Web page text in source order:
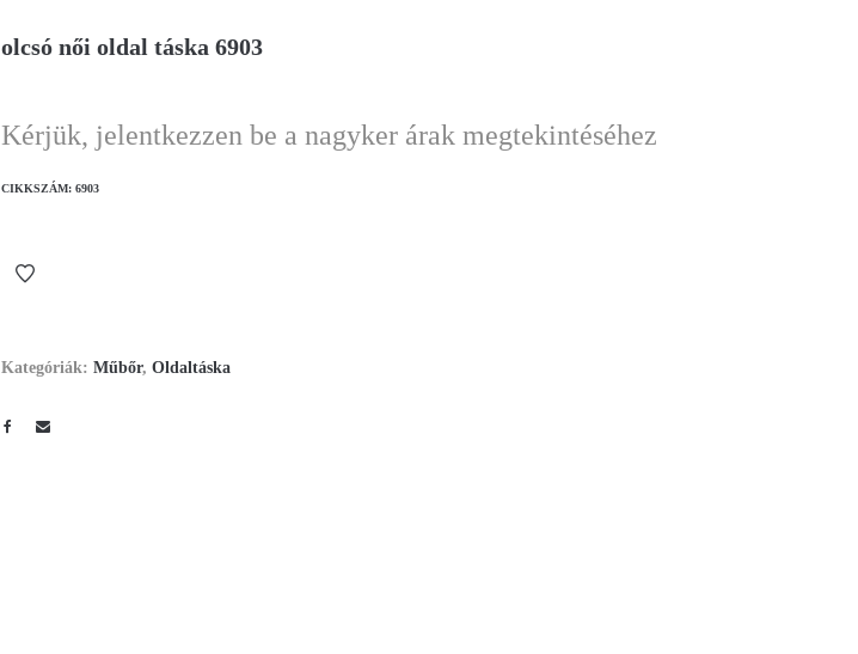
olcsó női oldal táska 6903
Kérjük, jelentkezzen be a nagyker árak megtekintéséhez
CIKKSZÁM: 6903
Kategóriák: Műbőr, Oldaltáska